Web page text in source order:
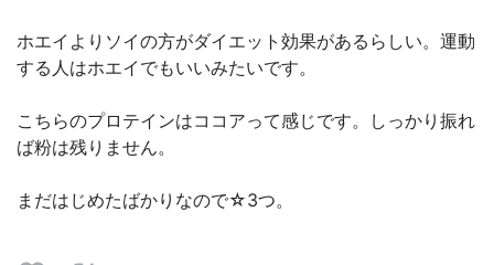
ホエイよりソイの方がダイエット効果があるらしい。運動
する人はホエイでもいいみたいです。
こちらのプロテインはココアって感じです。しっかり振れ
ば粉は残りません。
まだはじめたばかりなので☆3つ。